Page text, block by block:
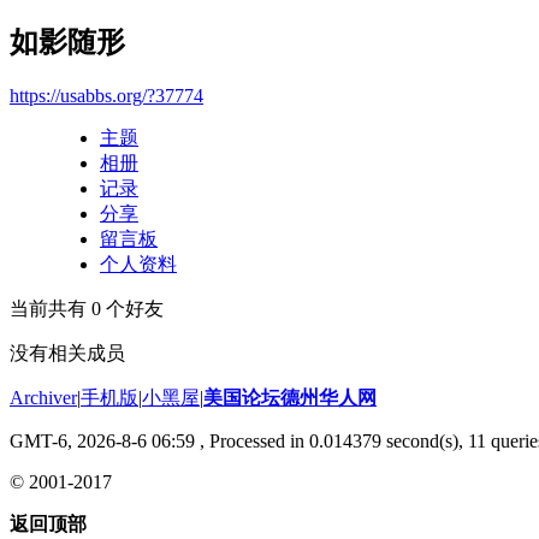
如影随形
https://usabbs.org/?37774
主题
相册
记录
分享
留言板
个人资料
当前共有 0 个好友
没有相关成员
Archiver|手机版|小黑屋|美国论坛德州华人网
GMT-6, 2026-8-6 06:59 , Processed in 0.014379 second(s), 11
© 2001-2017
返回顶部